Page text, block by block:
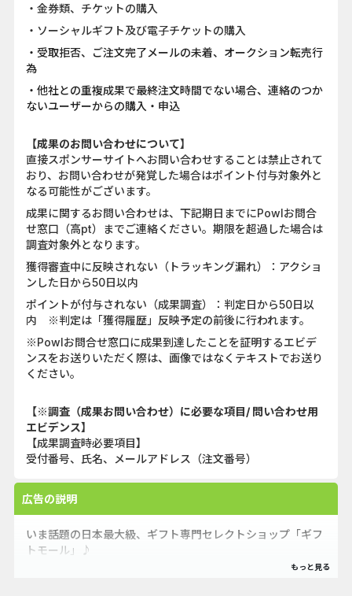
・金券類、チケットの購入
・ソーシャルギフト及び電子チケットの購入
・受取拒否、ご注文完了メールの未着、オークション転売行
為
・他社との重複成果で最終注文時間でない場合、連絡のつか
ないユーザーからの購入・申込
【成果のお問い合わせについて】
直接スポンサーサイトへお問い合わせすることは禁止されて
おり、お問い合わせが発覚した場合はポイント付与対象外と
なる可能性がございます。
成果に関するお問い合わせは、下記期日までにPowlお問合
せ窓口（高pt）までご連絡ください。期限を超過した場合は
調査対象外となります。
獲得審査中に反映されない（トラッキング漏れ）：アクショ
ンした日から50日以内
ポイントが付与されない（成果調査）：判定日から50日以
内 ※判定は「獲得履歴」反映予定の前後に行われます。
※Powlお問合せ窓口に成果到達したことを証明するエビデ
ンスをお送りいただく際は、画像ではなくテキストでお送り
ください。
【※調査（成果お問い合わせ）に必要な項目/ 問い合わせ用
エビデンス】
【成果調査時必要項目】
受付番号、氏名、メールアドレス（注文番号）
広告の説明
いま話題の日本最大級、ギフト専門セレクトショップ「ギフ
トモール」♪
名前入りの世界に１つだけのプレゼントや、誕生日ケーキ・